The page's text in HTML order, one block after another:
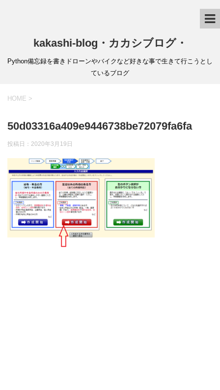
kakashi-blog・カカシブログ・
Python備忘録を書きドローンやバイクなど好きな事で生きて行こうとし
ているブログ
HOME >
50d03316a409e9446738be72079fa6fa
投稿日： 2020年3月19日